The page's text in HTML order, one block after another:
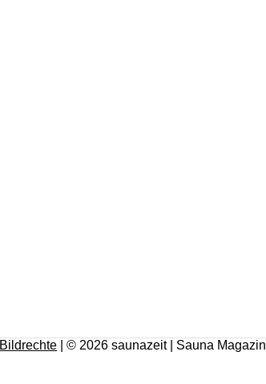
Bildrechte | © 2026 saunazeit | Sauna Magazin